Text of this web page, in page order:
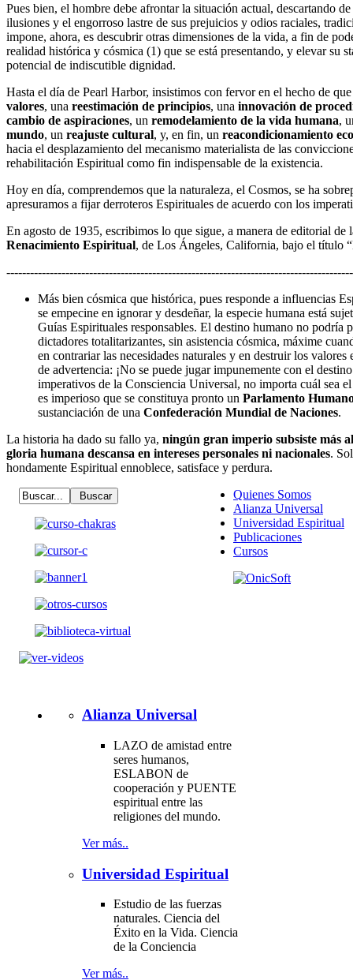
Pues bien, el hombre debe afrontar la situación actual, descartando
ilusiones y el engorroso lastre de sus prejuicios y odios raciales,
impone, ahora, es descubrir otras dimensiones de la vida, a fin de
realidad histórica y cósmica (1) que se está presentando, y elevar su
potencial de indiscutible dignidad.
Hasta el día de Pearl Harbor, insistimos con fervor en el hecho de
valores, una reestimación de principios, una innovación de
cambio de aspiraciones, un remodelamiento de la vida humana,
mundo, un reajuste cultural, y, en fin, un reacondicionamiento
hacia el desplazamiento del mecanismo materialista de las
rehabilitación Espiritual como fin indispensable de la existencia.
Hoy en día, comprendemos que la naturaleza, el Cosmos, se ha
apresuramos a fijar derroteros Espirituales de acuerdo con los
En agosto de 1935, escribimos lo que sigue, a manera de editorial de
Renacimiento Espiritual, de Los Ángeles, California, bajo el título
Más bien cósmica que histórica, pues responde a influencias
se empecine en ignorar y desdeñar, la especie humana está
Guías Espirituales responsables. El destino humano no podría
dictadores totalitarizantes, sin asistencia cósmica, máxime
en contrariar las necesidades naturales y en destruir los valores
de advertencia: ¡No se puede jugar impunemente con el
imperativos de la Consciencia Universal, no importa cuál sea
es imperioso que se constituya pronto un Parlamento
sustanciación de una Confederación Mundial de Naciones.
La historia ha dado su fallo ya, ningún gran imperio subsiste más
gloria humana descansa en intereses personales ni nacionales.
hondamente Espiritual ennoblece, satisface y perdura.
Alianza Universal
LAZO de amistad entre
seres humanos,
ESLABON de
cooperación y PUENTE
espiritual entre las
religiones del mundo.
Ver más..
Universidad Espiritual
Estudio de las fuerzas
naturales. Ciencia del
Éxito en la Vida. Ciencia
de la Conciencia
Ver más..
Quienes Somos
Alianza Universal
Universidad Espiritual
Publicaciones
Cursos